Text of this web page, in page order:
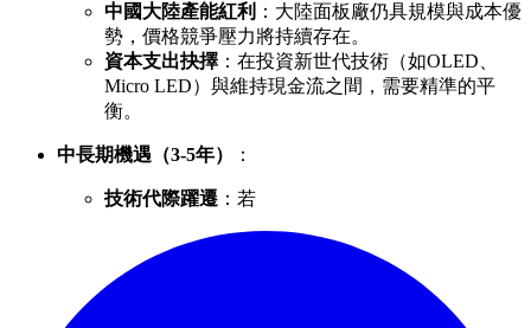
中國大陸產能紅利 ：大陸面板廠仍具規模與成本優
勢，價格競爭壓力將持續存在。
資本支出抉擇 ：在投資新世代技術（如OLED、
Micro LED）與維持現金流之間，需要精準的平
衡。
中長期機遇（3-5年） ：
技術代際躍遷 ：若